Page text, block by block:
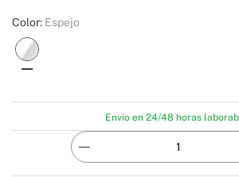
Color: Espejo
Envío en 24/48 horas